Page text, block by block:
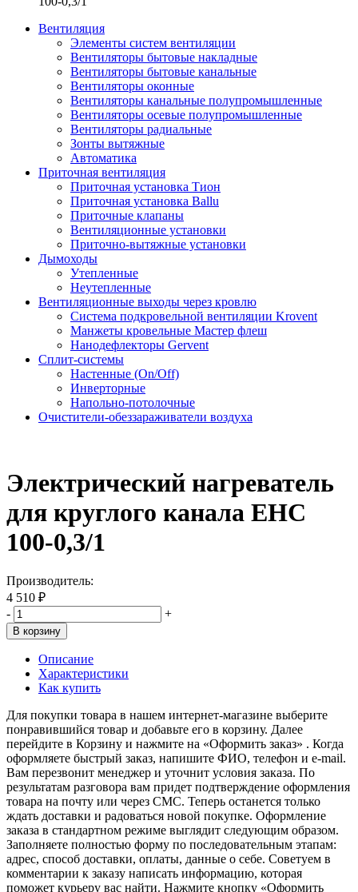
Вентиляция
Элементы систем вентиляции
Вентиляторы бытовые накладные
Вентиляторы бытовые канальные
Вентиляторы оконные
Вентиляторы канальные полупромышленные
Вентиляторы осевые полупромышленные
Вентиляторы радиальные
Зонты вытяжные
Автоматика
Приточная вентиляция
Приточная установка Тион
Приточная установка Ballu
Приточные клапаны
Вентиляционные установки
Приточно-вытяжные установки
Дымоходы
Утепленные
Неутепленные
Вентиляционные выходы через кровлю
Система подкровельной вентиляции Krovent
Манжеты кровельные Мастер флеш
Нанодефлекторы Gervent
Сплит-системы
Настенные (On/Off)
Инверторные
Напольно-потолочные
Очистители-обеззараживатели воздуха
Электрический нагреватель
для круглого канала EHC
100-0,3/1
Производитель:
4 510 ₽
-
+
В корзину
Описание
Характеристики
Как купить
Для покупки товара в нашем интернет-магазине выберите
понравившийся товар и добавьте его в корзину. Далее
перейдите в Корзину и нажмите на «Оформить заказ» . Когда
оформляете быстрый заказ, напишите ФИО, телефон и e-mail.
Вам перезвонит менеджер и уточнит условия заказа. По
результатам разговора вам придет подтверждение оформления
товара на почту или через СМС. Теперь останется только
ждать доставки и радоваться новой покупке. Оформление
заказа в стандартном режиме выглядит следующим образом.
Заполняете полностью форму по последовательным этапам:
адрес, способ доставки, оплаты, данные о себе. Советуем в
комментарии к заказу написать информацию, которая
поможет курьеру вас найти. Нажмите кнопку «Оформить